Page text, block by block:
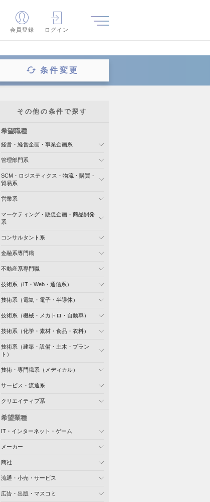
会員登録 ログイン
条件変更
その他の条件で探す
希望職種
経営・経営企画・事業企画系
管理部門系
SCM・ロジスティクス・物流・購買・
貿易系
営業系
マーケティング・販促企画・商品開発
系
コンサルタント系
金融系専門職
不動産系専門職
技術系（IT・Web・通信系）
技術系（電気・電子・半導体）
技術系（機械・メカトロ・自動車）
技術系（化学・素材・食品・衣料）
技術系（建築・設備・土木・プラン
ト）
技術・専門職系（メディカル）
サービス・流通系
クリエイティブ系
希望業種
IT・インターネット・ゲーム
メーカー
商社
流通・小売・サービス
広告・出版・マスコミ